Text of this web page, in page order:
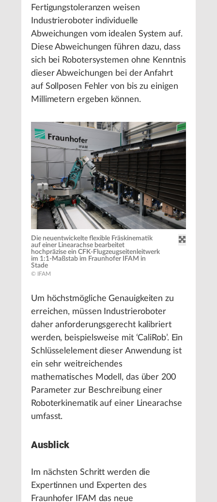
Fertigungstoleranzen weisen
Industrieroboter individuelle
Abweichungen vom idealen System auf.
Diese Abweichungen führen dazu, dass
sich bei Robotersystemen ohne Kenntnis
dieser Abweichungen bei der Anfahrt
auf Sollposen Fehler von bis zu einigen
Millimetern ergeben können.
Die neuentwickelte flexible Fräskinematik
auf einer Linearachse bearbeitet
hochpräzise ein CFK-Flugzeugseitenleitwerk
im 1:1-Maßstab im Fraunhofer IFAM in
Stade
© IFAM
Um höchstmögliche Genauigkeiten zu
erreichen, müssen Industrieroboter
daher anforderungsgerecht kalibriert
werden, beispielsweise mit ‘CaliRob’. Ein
Schlüsselelement dieser Anwendung ist
ein sehr weitreichendes
mathematisches Modell, das über 200
Parameter zur Beschreibung einer
Roboterkinematik auf einer Linearachse
umfasst.
Ausblick
Im nächsten Schritt werden die
Expertinnen und Experten des
Fraunhofer IFAM das neue